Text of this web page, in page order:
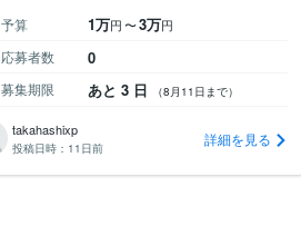
予算 1万円〜3万円
応募者数 0
募集期限 あと 3 日 （8月11日まで）
takahashixp
投稿日時： 11日前 詳細を見る